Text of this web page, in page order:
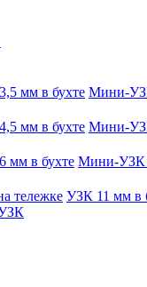
мм в бухте Мини-
мм в бухте Мини-
в бухте Мини-УЗК
тележке УЗК 11 мм в